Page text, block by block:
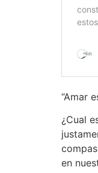
“Amar
¿Cual
en